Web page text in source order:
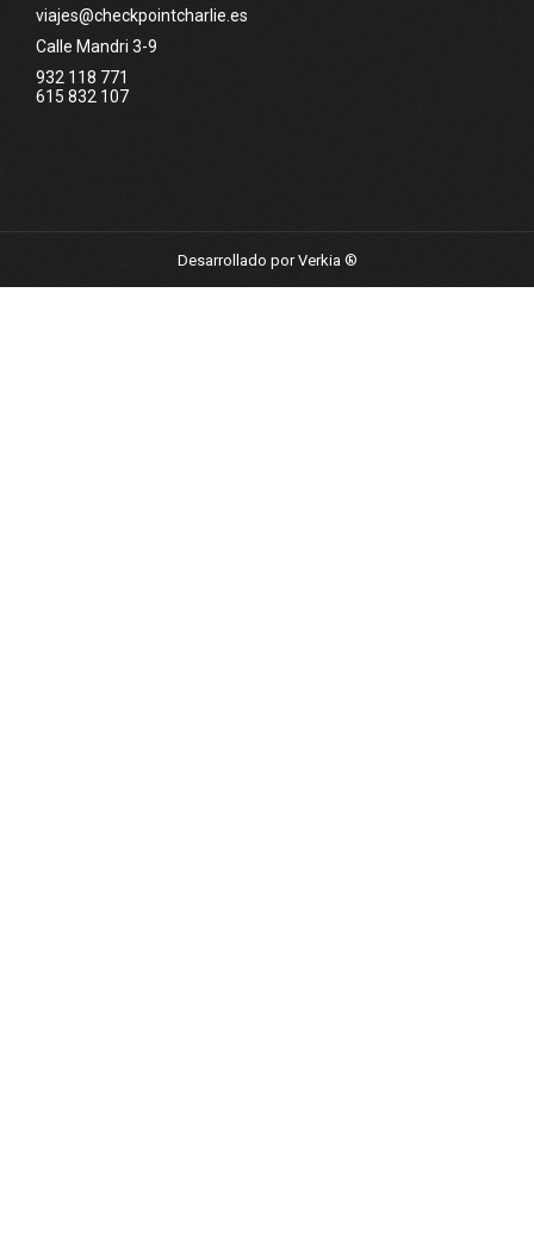
viajes@checkpointcharlie.es
Calle Mandri 3-9
932 118 771
615 832 107
Desarrollado por Verkia ®